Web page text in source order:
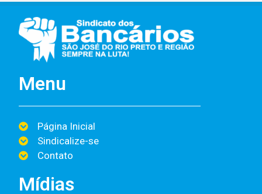
Menu
Página Inicial
Sindicalize-se
Contato
Mídias